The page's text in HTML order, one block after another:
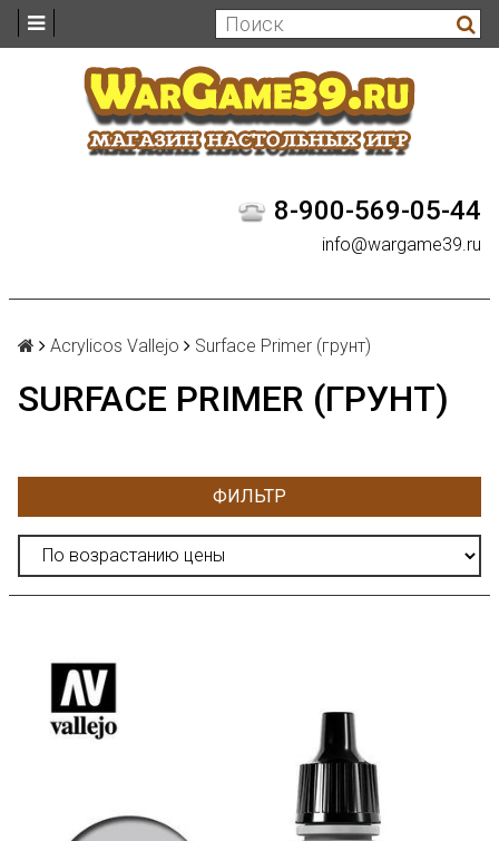
8-900-569-05-44
info@wargame39.ru
Acrylicos Vallejo Surface Primer (грунт)
SURFACE PRIMER (ГРУНТ)
ФИЛЬТР